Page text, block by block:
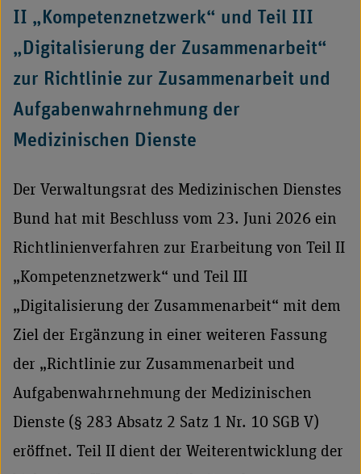
II „Kompetenznetzwerk“ und Teil III
„Digitalisierung der Zusammenarbeit“
zur Richtlinie zur Zusammenarbeit und
Aufgabenwahrnehmung der
Medizinischen Dienste
Der Verwaltungsrat des Medizinischen Dienstes
Bund hat mit Beschluss vom 23. Juni 2026 ein
Richtlinienverfahren zur Erarbeitung von Teil II
„Kompetenznetzwerk“ und Teil III
„Digitalisierung der Zusammenarbeit“ mit dem
Ziel der Ergänzung in einer weiteren Fassung
der „Richtlinie zur Zusammenarbeit und
Aufgabenwahrnehmung der Medizinischen
Dienste (§ 283 Absatz 2 Satz 1 Nr. 10 SGB V)
eröffnet. Teil II dient der Weiterentwicklung der